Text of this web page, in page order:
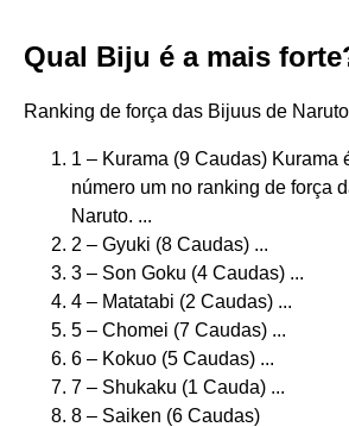
Qual Biju é a mais
Ranking de força das Bijuus de Naruto
1 – Kurama (9 Caudas) Kurama
número um no ranking de força
Naruto. ...
2 – Gyuki (8 Caudas) ...
3 – Son Goku (4 Caudas) ...
4 – Matatabi (2 Caudas) ...
5 – Chomei (7 Caudas) ...
6 – Kokuo (5 Caudas) ...
7 – Shukaku (1 Cauda) ...
8 – Saiken (6 Caudas)